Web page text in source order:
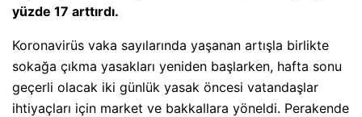
yüzde 17 arttırdı.
Koronavirüs vaka sayılarında yaşanan artışla birlikte
sokağa çıkma yasakları yeniden başlarken, hafta sonu
geçerli olacak iki günlük yasak öncesi vatandaşlar
ihtiyaçları için market ve bakkallara yöneldi. Perakende